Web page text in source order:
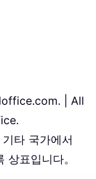
| All
타 국가에서
표입니다。